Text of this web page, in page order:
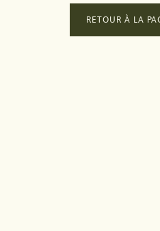
RETOUR À LA